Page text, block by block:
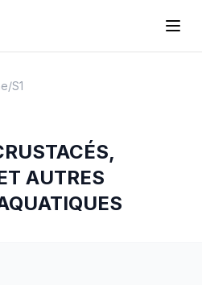
/S1
AUTRES